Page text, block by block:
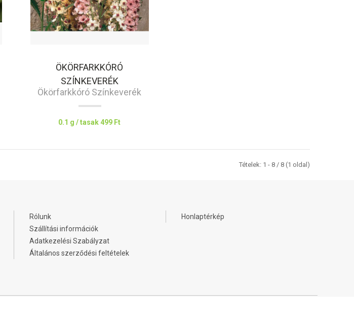
ÖKÖRFARKKÓRÓ
SZÍNKEVERÉK
Ökörfarkkóró Színkeverék
0.1 g / tasak 499 Ft
Tételek: 1 - 8 / 8 (1 oldal)
Rólunk
Szállítási információk
Adatkezelési Szabályzat
Általános szerződési feltételek
Honlaptérkép